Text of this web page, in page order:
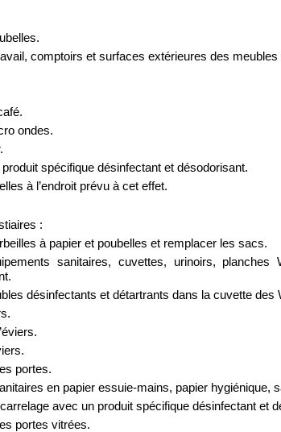
comptoirs et surfaces extérieures des
ondes.
spécifique désinfectant et désodorisant.
à l’endroit prévu à cet effet.
:
à papier et poubelles et remplacer les sacs.
sanitaires, cuvettes, urinoirs,
désinfectants et détartrants dans la cuvette des
portes.
en papier essuie-mains, papier hygiénique,
avec un produit spécifique désinfectant et
portes vitrées.